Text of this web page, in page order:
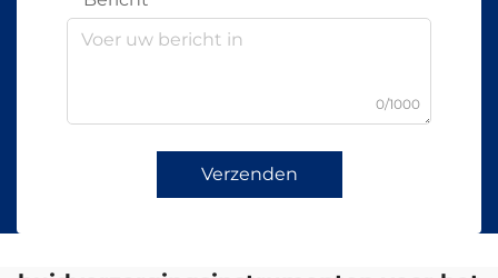
0/1000
Verzenden